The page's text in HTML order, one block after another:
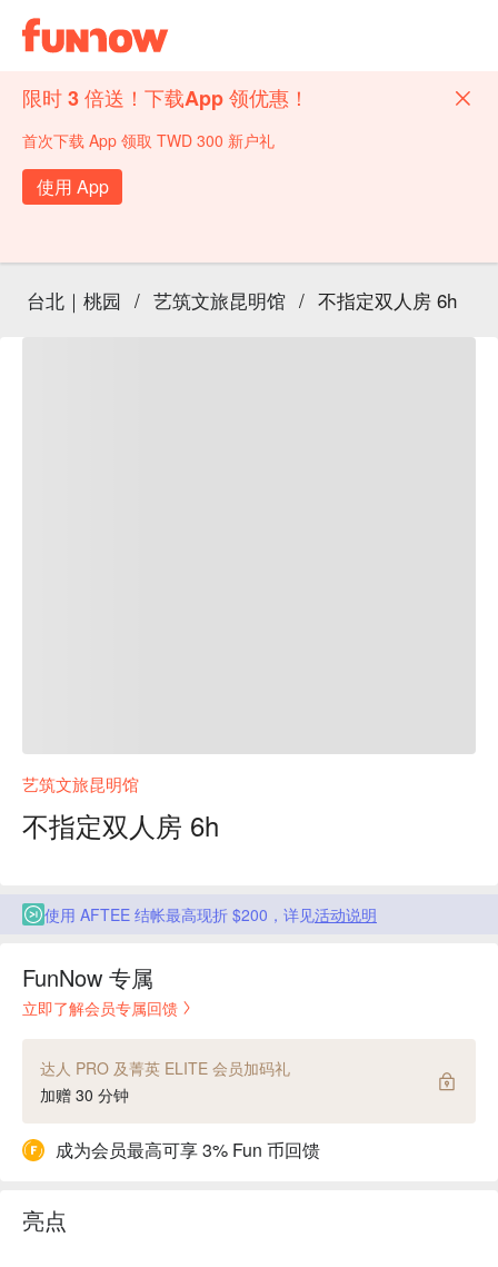
限时 3 倍送！下载App 领优惠！
首次下载 App 领取 TWD 300 新户礼
使用 App
台北｜桃园 / 艺筑文旅昆明馆 / 不指定双人房 6h
艺筑文旅昆明馆
不指定双人房 6h
使用 AFTEE 结帐最高现折 $200，详见活动说明
FunNow 专属
立即了解会员专属回馈
达人 PRO 及菁英 ELITE 会员加码礼
加赠 30 分钟
成为会员最高可享 3% Fun 币回馈
亮点